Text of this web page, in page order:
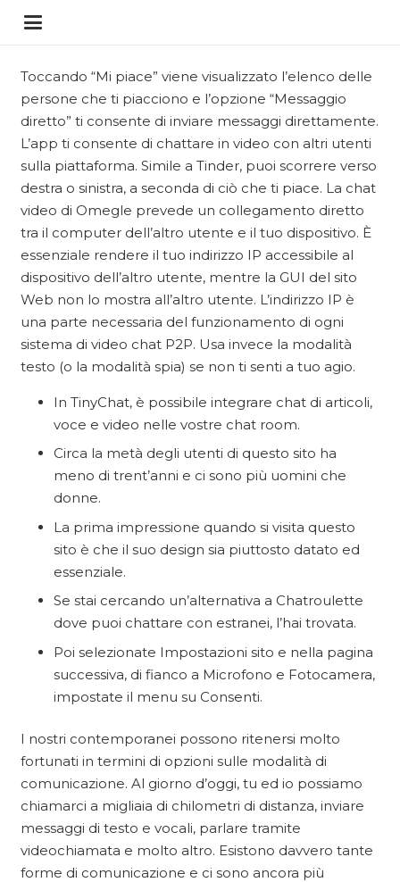
Toccando “Mi piace” viene visualizzato l’elenco delle
persone che ti piacciono e l’opzione “Messaggio
diretto” ti consente di inviare messaggi direttamente.
L’app ti consente di chattare in video con altri utenti
sulla piattaforma. Simile a Tinder, puoi scorrere verso
destra o sinistra, a seconda di ciò che ti piace. La chat
video di Omegle prevede un collegamento diretto
tra il computer dell’altro utente e il tuo dispositivo. È
essenziale rendere il tuo indirizzo IP accessibile al
dispositivo dell’altro utente, mentre la GUI del sito
Web non lo mostra all’altro utente. L’indirizzo IP è
una parte necessaria del funzionamento di ogni
sistema di video chat P2P. Usa invece la modalità
testo (o la modalità spia) se non ti senti a tuo agio.
In TinyChat, è possibile integrare chat di articoli,
voce e video nelle vostre chat room.
Circa la metà degli utenti di questo sito ha
meno di trent’anni e ci sono più uomini che
donne.
La prima impressione quando si visita questo
sito è che il suo design sia piuttosto datato ed
essenziale.
Se stai cercando un’alternativa a Chatroulette
dove puoi chattare con estranei, l’hai trovata.
Poi selezionate Impostazioni sito e nella pagina
successiva, di fianco a Microfono e Fotocamera,
impostate il menu su Consenti.
I nostri contemporanei possono ritenersi molto
fortunati in termini di opzioni sulle modalità di
comunicazione. Al giorno d’oggi, tu ed io possiamo
chiamarci a migliaia di chilometri di distanza, inviare
messaggi di testo e vocali, parlare tramite
videochiamata e molto altro. Esistono davvero tante
forme di comunicazione e ci sono ancora più